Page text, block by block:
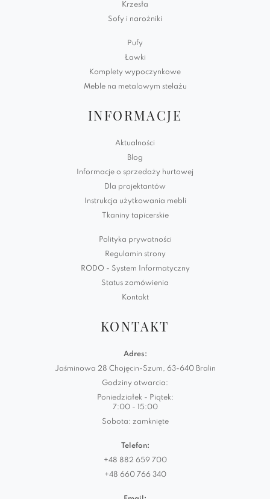
Krzesła
Sofy i narożniki
Pufy
Ławki
Komplety wypoczynkowe
Meble na metalowym stelażu
INFORMACJE
Aktualności
Blog
Informacje o sprzedaży hurtowej
Dla projektantów
Instrukcja użytkowania mebli
Tkaniny tapicerskie
Polityka prywatności
Regulamin strony
RODO - System Informatyczny
Status zamówienia
Kontakt
KONTAKT
Adres:
Jaśminowa 28 Chojęcin-Szum, 63-640 Bralin
Godziny otwarcia:
Poniedziałek - Piątek:
7:00 - 15:00
Sobota: zamknięte
Telefon:
+48 882 659 700
+48 660 766 340